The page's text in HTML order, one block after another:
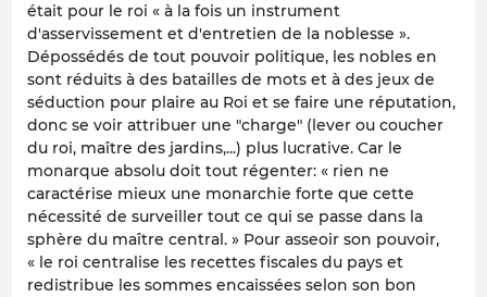
était pour le roi « à la fois un instrument
d'asservissement et d'entretien de la noblesse ».
Dépossédés de tout pouvoir politique, les nobles en
sont réduits à des batailles de mots et à des jeux de
séduction pour plaire au Roi et se faire une réputation,
donc se voir attribuer une "charge" (lever ou coucher
du roi, maître des jardins,...) plus lucrative. Car le
monarque absolu doit tout régenter: « rien ne
caractérise mieux une monarchie forte que cette
nécessité de surveiller tout ce qui se passe dans la
sphère du maître central. » Pour asseoir son pouvoir,
« le roi centralise les recettes fiscales du pays et
redistribue les sommes encaissées selon son bon